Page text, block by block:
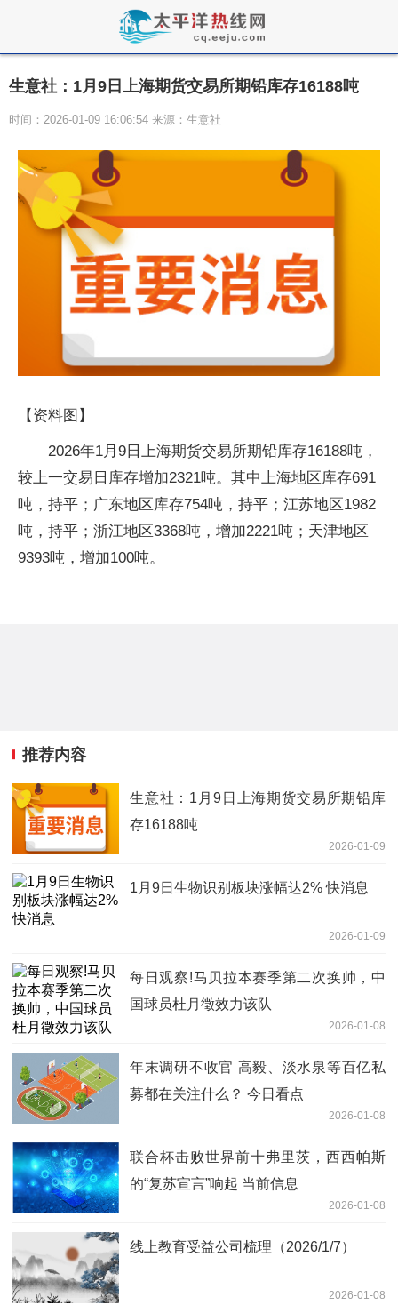
生意社：1月9日上海期货交易所期铅库存16188吨
时间：2026-01-09 16:06:54 来源：生意社
【资料图】
2026年1月9日上海期货交易所期铅库存16188吨，
较上一交易日库存增加2321吨。其中上海地区库存691
吨，持平；广东地区库存754吨，持平；江苏地区1982
吨，持平；浙江地区3368吨，增加2221吨；天津地区
9393吨，增加100吨。
推荐内容
生意社：1月9日上海期货交易所期铅库
存16188吨
2026-01-09
1月9日生物识别板块涨幅达2% 快消息
2026-01-09
每日观察!马贝拉本赛季第二次换帅，中
国球员杜月徵效力该队
2026-01-08
年末调研不收官 高毅、淡水泉等百亿私
募都在关注什么？ 今日看点
2026-01-08
联合杯击败世界前十弗里茨，西西帕斯
的“复苏宣言”响起 当前信息
2026-01-08
线上教育受益公司梳理（2026/1/7）
2026-01-08